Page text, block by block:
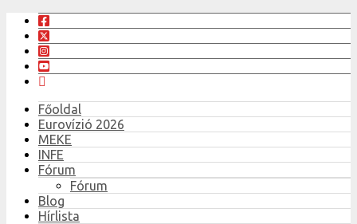
Főoldal
Eurovízió 2026
MEKE
INFE
Fórum
Fórum
Blog
Hírlista